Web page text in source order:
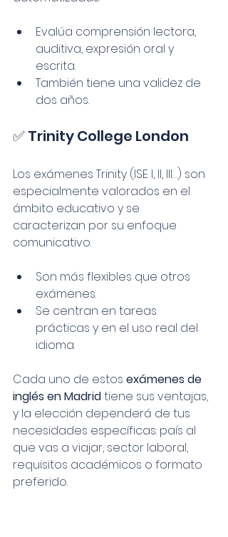
Evalúa comprensión lectora,
auditiva, expresión oral y
escrita.
También tiene una validez de
dos años.
✅ Trinity College London
Los exámenes Trinity (ISE I, II, III…) son
especialmente valorados en el
ámbito educativo y se
caracterizan por su enfoque
comunicativo.
Son más flexibles que otros
exámenes.
Se centran en tareas
prácticas y en el uso real del
idioma.
Cada uno de estos exámenes de
inglés en Madrid tiene sus ventajas,
y la elección dependerá de tus
necesidades específicas: país al
que vas a viajar, sector laboral,
requisitos académicos o formato
preferido.